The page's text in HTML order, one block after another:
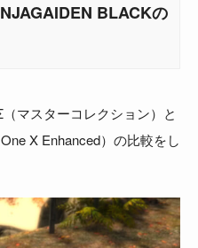
BLACKの
マスターコレクション）と
X Enhanced）の比較をし